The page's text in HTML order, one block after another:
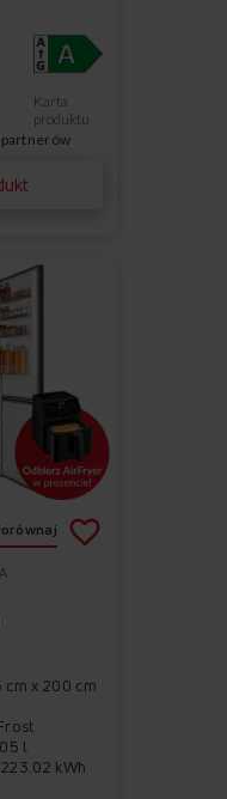
Karta
produktu
partnerów
cm x 200 cm
l
kWh